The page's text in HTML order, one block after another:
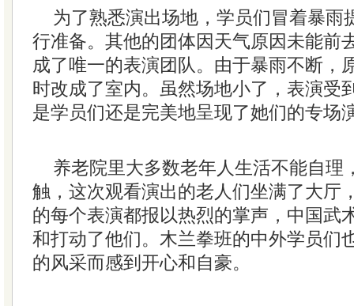
为了熟悉演出场地，学员们冒着暴雨
行准备。其他的团体因天气原因未能前
成了唯一的表演团队。由于暴雨不断，
时改成了室内。虽然场地小了，表演受
是学员们还是完美地呈现了她们的专场
养老院里大多数老年人生活不能自理
触，这次观看演出的老人们坐满了大厅
的每个表演都报以热烈的掌声，中国武
和打动了他们。木兰拳班的中外学员们
的风采而感到开心和自豪。